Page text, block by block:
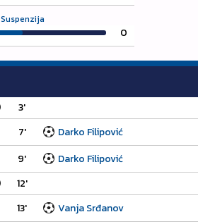
Suspenzija
0
3'
7'
Darko Filipović
9'
Darko Filipović
12'
13'
Vanja Srđanov